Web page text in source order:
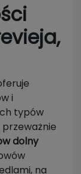
i
typów
dolny
na